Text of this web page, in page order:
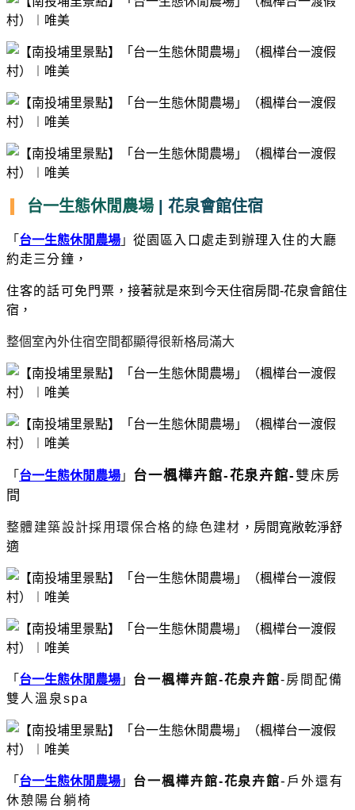
台一生態休閒農場 | 花泉會館住宿
「 台一生態休閒農場 」 從園區入口處走到辦理入住的大廳
約走三分鐘，
住客的話可免門票 ，接著就是來到今天住宿房間-花泉會館住
宿 ，
整個室內外住宿空間都顯得很新格局滿大
「 台一生態休閒農場 」 台一楓樺卉館-花泉卉館-雙床房
間
整體建築設計採用環保合格的綠色建材 ，房間寬敞乾淨舒
適
「 台一生態休閒農場 」 台一楓樺卉館-花泉卉館-房間配備
雙人溫泉spa
「 台一生態休閒農場 」 台一楓樺卉館-花泉卉館- 戶外還有
休憩陽台躺椅